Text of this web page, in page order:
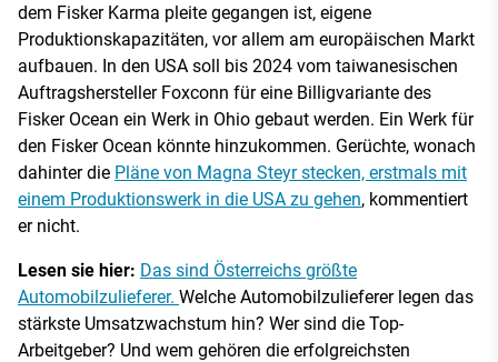
dem Fisker Karma pleite gegangen ist, eigene
Produktionskapazitäten, vor allem am europäischen Markt
aufbauen. In den USA soll bis 2024 vom taiwanesischen
Auftragshersteller Foxconn für eine Billigvariante des
Fisker Ocean ein Werk in Ohio gebaut werden. Ein Werk für
den Fisker Ocean könnte hinzukommen. Gerüchte, wonach
dahinter die Pläne von Magna Steyr stecken, erstmals mit
einem Produktionswerk in die USA zu gehen, kommentiert
er nicht.
Lesen sie hier: Das sind Österreichs größte
Automobilzulieferer. Welche Automobilzulieferer legen das
stärkste Umsatzwachstum hin? Wer sind die Top-
Arbeitgeber? Und wem gehören die erfolgreichsten